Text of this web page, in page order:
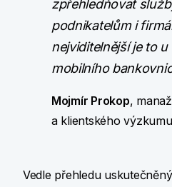
zpřehledňovat
podnikatelům i
nejviditelnější je to
mobilního
Mojmír Prokop,
a klientského
Vedle přehledu